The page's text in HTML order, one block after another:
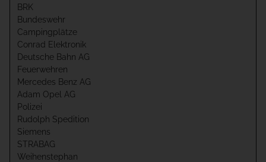
BRK
Bundeswehr
Campingplätze
Conrad Elektronik
Deutsche Bahn AG
Feuerwehren
Mercedes Benz AG
Adam Opel AG
Polizei
Rudolph Spedition
Siemens
STRABAG
Weihenstephan